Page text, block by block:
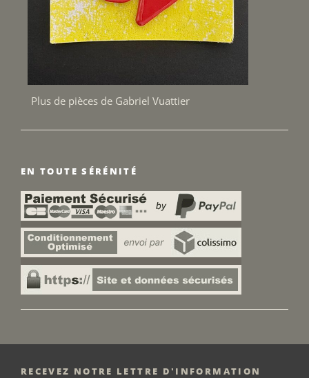
Plus de pièces de Gabriel Vuattier
EN TOUTE SÉRÉNITÉ
RECEVEZ NOTRE LETTRE D'INFORMATION